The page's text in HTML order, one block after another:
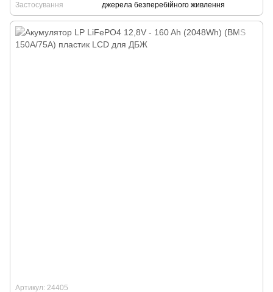
Застосування
джерела безперебійного живлення
Артикул: 24405